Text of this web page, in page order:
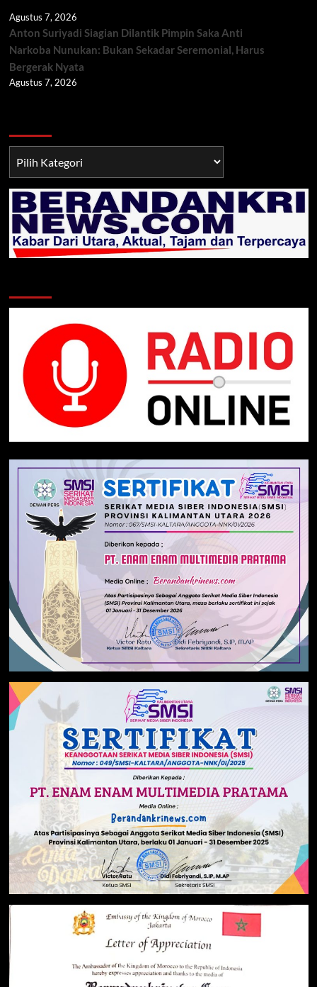
Agustus 7, 2026
Anton Suriyadi Siagian Dilantik Pimpin Saka Anti
Narkoba Nunukan: Bukan Sekadar Seremonial, Harus
Bergerak Nyata
Agustus 7, 2026
TNI/POLRI